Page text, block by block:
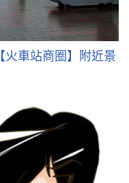
火車站商圈】附近景